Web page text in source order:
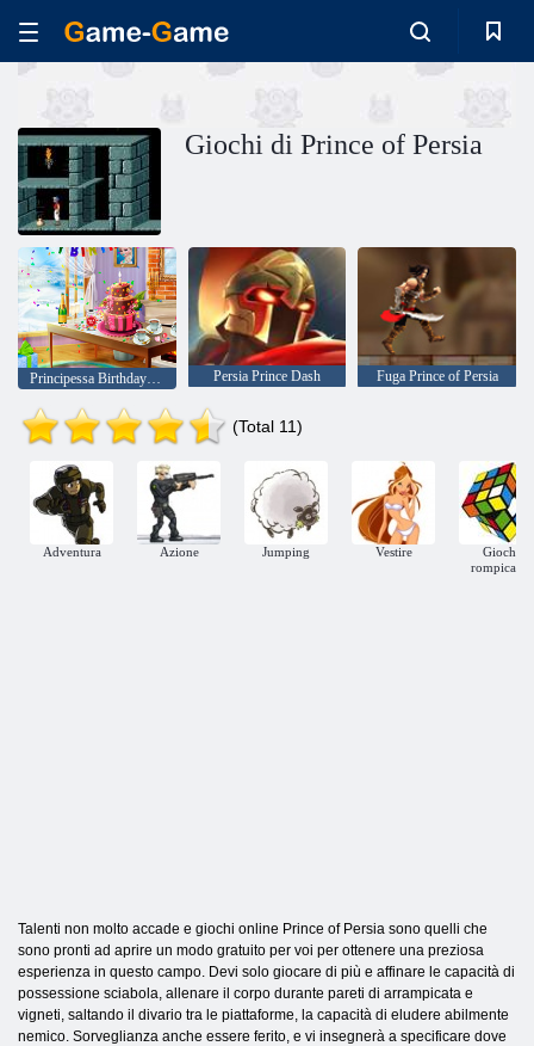
Giochi di Prince of Persia
Principessa Birthday Surprise Persia Prince Dash Fuga Prince of Persia
(Total 11)
Adventura Azione Jumping Vestire
Giochi
rompicapo
Talenti non molto accade e giochi online Prince of Persia sono quelli che
sono pronti ad aprire un modo gratuito per voi per ottenere una preziosa
esperienza in questo campo. Devi solo giocare di più e affinare le capacità di
possessione sciabola, allenare il corpo durante pareti di arrampicata e
vigneti, saltando il divario tra le piattaforme, la capacità di eludere abilmente
nemico. Sorveglianza anche essere ferito, e vi insegnerà a specificare dove